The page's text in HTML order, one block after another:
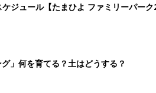
ジュール【たまひよ ファミリーパーク
」何を育てる？土はどうする？